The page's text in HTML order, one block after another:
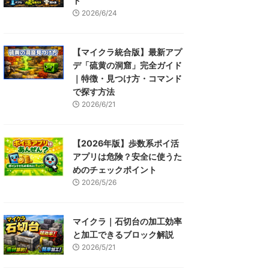
2026/6/24
【マイクラ統合版】最新アプ
デ「硫黄の洞窟」完全ガイド
｜特徴・見つけ方・コマンド
で探す方法
2026/6/21
【2026年版】歩数系ポイ活
アプリは危険？安全に使うた
めのチェックポイント
2026/5/26
マイクラ｜石切台の加工効率
と加工できるブロック解説
2026/5/21